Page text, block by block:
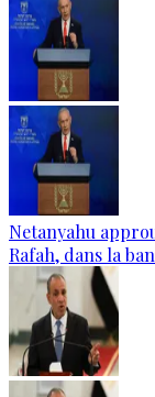
Netanyahu
Rafah, dans la